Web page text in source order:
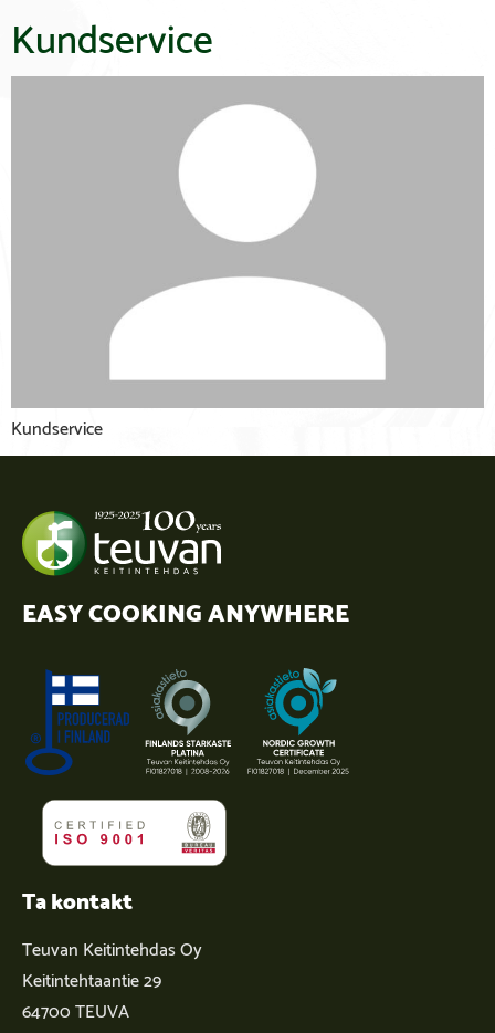
Kundservice
Kundservice
EASY COOKING ANYWHERE
Ta kontakt
Teuvan Keitintehdas Oy
Keitintehtaantie 29
64700 TEUVA